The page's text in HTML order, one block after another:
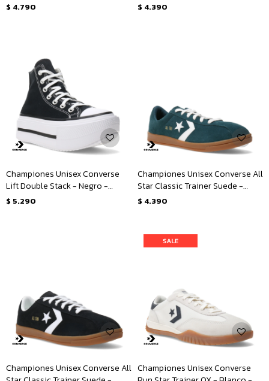
Tierra
$ 4.790
Verde - Blanco
$ 4.390
Championes Unisex Converse
Lift Double Stack - Negro -
Blanco
$ 5.290
Championes Unisex Converse All
Star Classic Trainer Suede -
Verde
$ 4.390
Championes Unisex Converse All Championes Unisex Converse